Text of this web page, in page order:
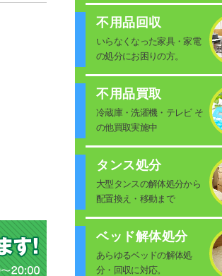
不用品回収
いらなくなった家具・家電
の処分にお困りの方。
不用品買取
冷蔵庫・洗濯機・テレビ そ
の他買取実施中
タンス処分
大型タンスの解体処分から
配置換え・移動まで
ベッド解体処分
あらゆるベッドの解体処
分・回収に対応。